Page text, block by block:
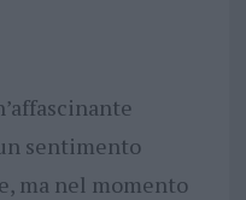
sentimento
ma nel momento